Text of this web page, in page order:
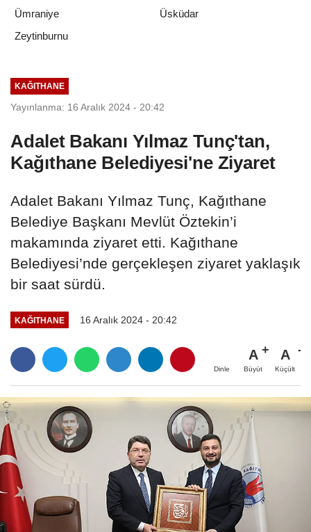
Ümraniye
Üsküdar
Zeytinburnu
KAĞITHANE
Yayınlanma: 16 Aralık 2024 - 20:42
Adalet Bakanı Yılmaz Tunç'tan,
Kağıthane Belediyesi'ne Ziyaret
Adalet Bakanı Yılmaz Tunç, Kağıthane
Belediye Başkanı Mevlüt Öztekin’i
makamında ziyaret etti. Kağıthane
Belediyesi’nde gerçekleşen ziyaret yaklaşık
bir saat sürdü.
KAĞITHANE 16 Aralık 2024 - 20:42
Dinle
A
Büyüt
A
Küçült